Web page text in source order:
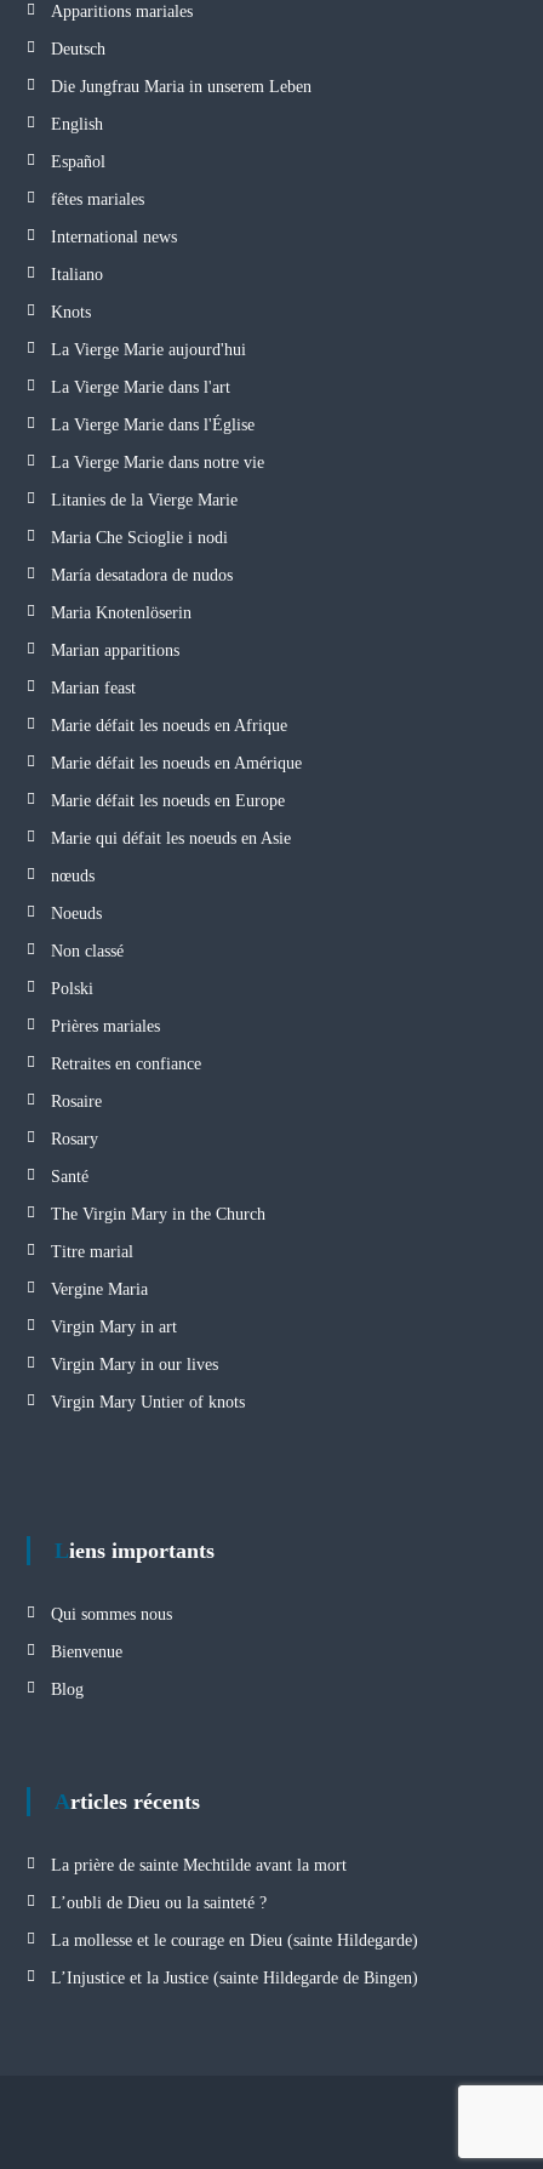
Apparitions mariales
Deutsch
Die Jungfrau Maria in unserem Leben
English
Español
fêtes mariales
International news
Italiano
Knots
La Vierge Marie aujourd'hui
La Vierge Marie dans l'art
La Vierge Marie dans l'Église
La Vierge Marie dans notre vie
Litanies de la Vierge Marie
Maria Che Scioglie i nodi
María desatadora de nudos
Maria Knotenlöserin
Marian apparitions
Marian feast
Marie défait les noeuds en Afrique
Marie défait les noeuds en Amérique
Marie défait les noeuds en Europe
Marie qui défait les noeuds en Asie
nœuds
Noeuds
Non classé
Polski
Prières mariales
Retraites en confiance
Rosaire
Rosary
Santé
The Virgin Mary in the Church
Titre marial
Vergine Maria
Virgin Mary in art
Virgin Mary in our lives
Virgin Mary Untier of knots
Liens importants
Qui sommes nous
Bienvenue
Blog
Articles récents
La prière de sainte Mechtilde avant la mort
L’oubli de Dieu ou la sainteté ?
La mollesse et le courage en Dieu (sainte Hildegarde)
L’Injustice et la Justice (sainte Hildegarde de Bingen)